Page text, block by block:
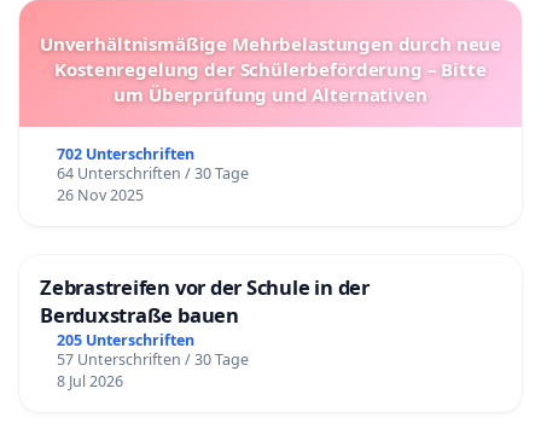
Unverhältnismäßige Mehrbelastungen durch neue
Kostenregelung der Schülerbeförderung – Bitte
um Überprüfung und Alternativen
702 Unterschriften
64 Unterschriften / 30 Tage
26 Nov 2025
Zebrastreifen vor der Schule in der
Berduxstraße bauen
205 Unterschriften
57 Unterschriften / 30 Tage
8 Jul 2026